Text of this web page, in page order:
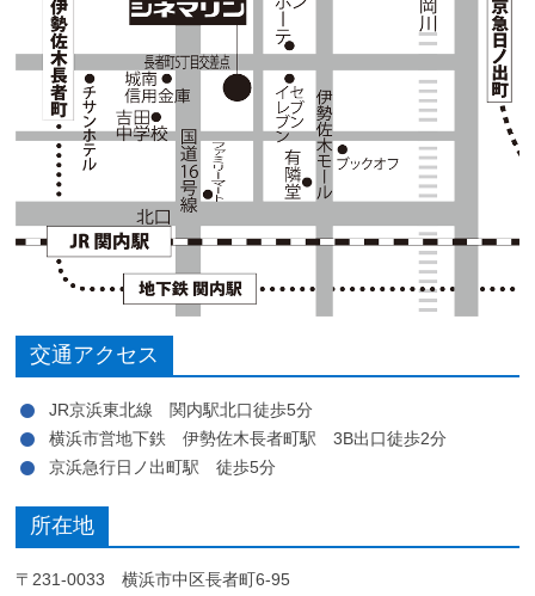
交通アクセス
JR京浜東北線 関内駅北口徒歩5分
横浜市営地下鉄 伊勢佐木長者町駅 3B出口徒歩2分
京浜急行日ノ出町駅 徒歩5分
所在地
〒231-0033 横浜市中区長者町6-95